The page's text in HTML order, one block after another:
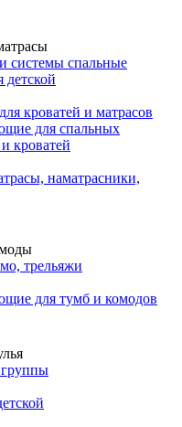
системы спальные
детской
кроватей и матрасов
для спальных
кроватей
наматрасники,
трельяжи
для тумб и комодов